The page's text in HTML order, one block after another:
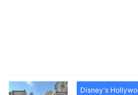
Disney's